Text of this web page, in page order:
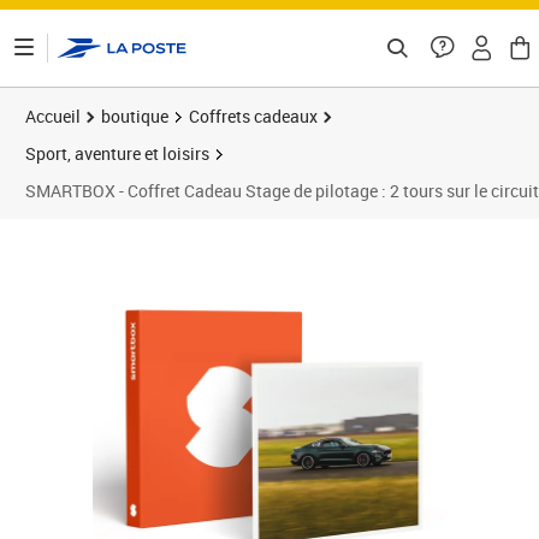
Accueil boutique
Coffrets cadeaux
Sport, aventure et loisirs
SMARTBOX - Coffret Cadeau Stage de pilotage : 2 tours sur le